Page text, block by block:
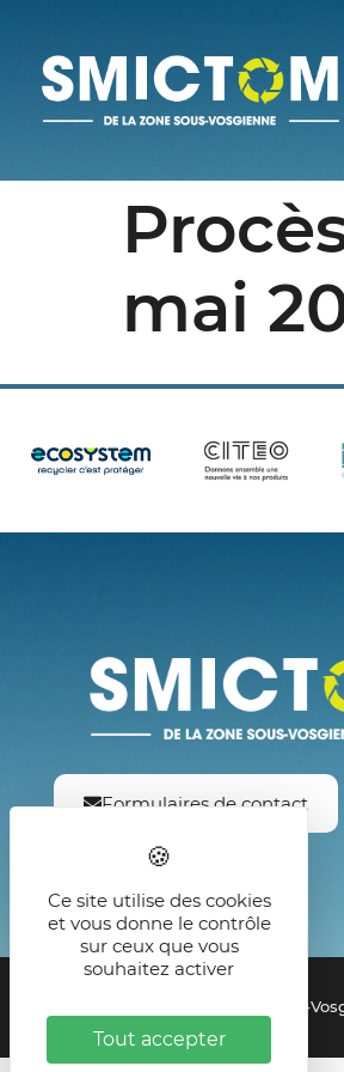
mai
Formulaires de contact
© 2021 - SMICTOM de la Zone Sous-
Ce site utilise des cookies
et vous donne le contrôle
sur ceux que vous
souhaitez activer
Tout accepter